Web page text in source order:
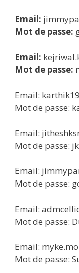
Email:
Mot de passe:
Email:
Mot de passe:
Email:
Mot de passe:
Email:
Mot de passe:
Email:
Mot de passe:
Email:
Mot de passe:
Email:
Mot de passe: